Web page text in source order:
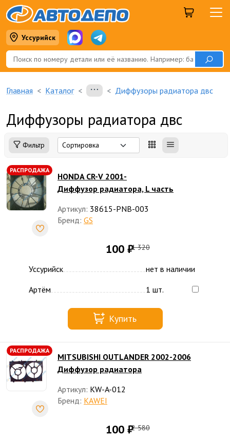
Уссурийск
Главная Каталог Диффузоры радиатора двс
Диффузоры радиатора двс
Фильтр
РАСПРОДАЖА
HONDA CR-V 2001-
Диффузор радиатора, L часть
Артикул: 38615-PNB-003
Бренд: GS
100 ₽1 320
Уссурийск
нет в наличии
Артём
1 шт.
Купить
РАСПРОДАЖА
MITSUBISHI OUTLANDER 2002-2006
Диффузор радиатора
Артикул: KW-A-012
Бренд: KAWEI
100 ₽2 580